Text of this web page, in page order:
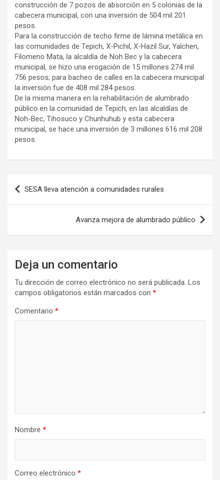
construcción de 7 pozos de absorción en 5 colonias de la
cabecera municipal, con una inversión de 504 mil 201
pesos.
Para la construcción de techo firme de lámina metálica en
las comunidades de Tepich, X-Pichil, X-Hazil Sur, Yalchen,
Filomeno Mata, la alcaldía de Noh Bec y la cabecera
municipal, se hizo una erogación de 15 millones 274 mil
756 pesos; para bacheo de calles en la cabecera municipal
la inversión fue de 408 mil 284 pesos.
De la misma manera en la rehabilitación de alumbrado
público en la comunidad de Tepich, en las alcaldías de
Noh-Bec, Tihosuco y Chunhuhub y esta cabecera
municipal, se hace una inversión de 3 millones 616 mil 208
pesos.
Navegación
de
SESA lleva atención a comunidades rurales
Avanza mejora de alumbrado público
Deja un comentario
Tu dirección de correo electrónico no será publicada. Los
campos obligatorios están marcados con *
Comentario *
Nombre *
Correo electrónico *